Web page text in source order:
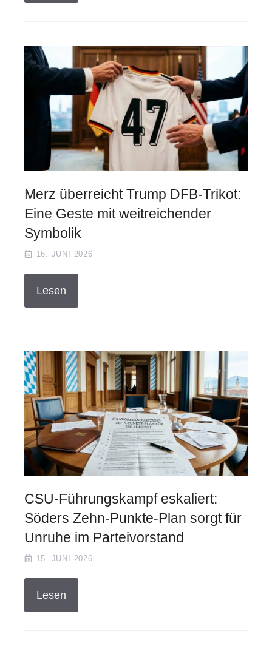
Merz überreicht Trump DFB-Trikot:
Eine Geste mit weitreichender
Symbolik
16. JUNI 2026
Lesen
CSU-Führungskampf eskaliert:
Söders Zehn-Punkte-Plan sorgt für
Unruhe im Parteivorstand
15. JUNI 2026
Lesen